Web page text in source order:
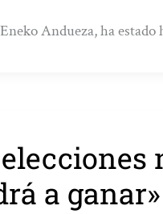
Andueza, ha
a ganar»